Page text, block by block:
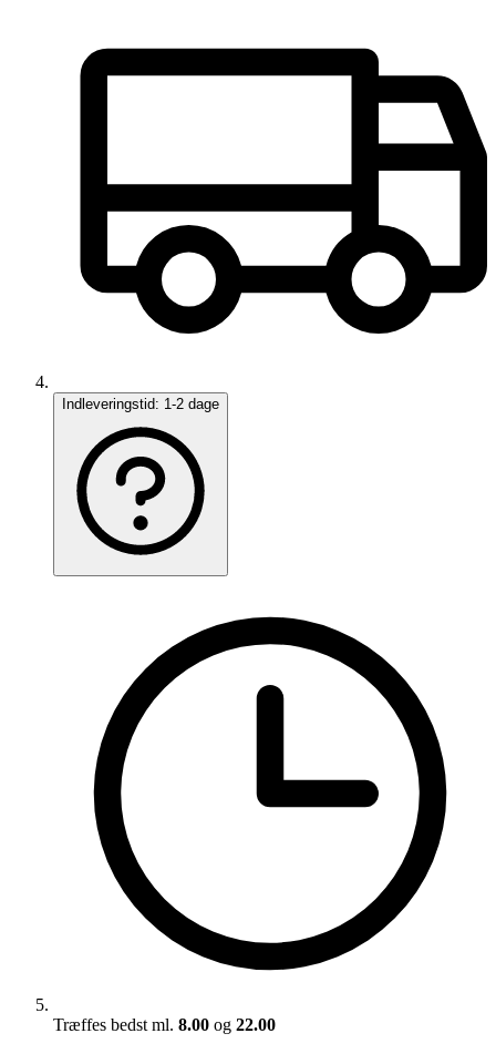
Indleveringstid: 1-2 dage
Træffes bedst ml. 8.00 og 22.00